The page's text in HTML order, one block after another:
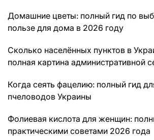
Домашние цветы: полный гид по
пользе для дома в 2026 году
Сколько населённых пунктов в
полная картина административной
Когда сеять фацелию: полный гид
пчеловодов Украины
Фолиевая кислота для женщин:
практическими советами 2026 года